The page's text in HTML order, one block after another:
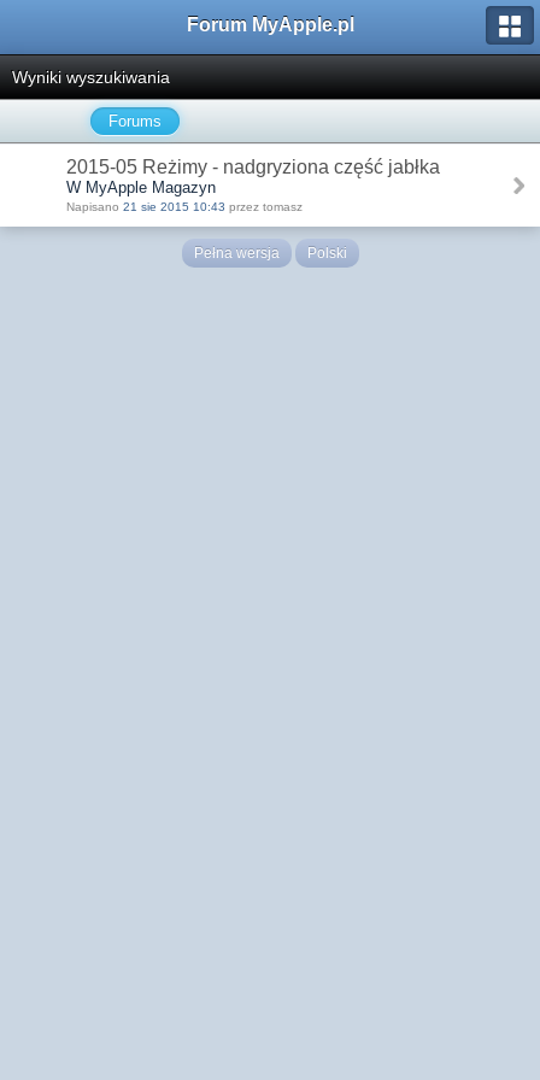
Forum MyApple.pl
Wyniki wyszukiwania
Forums
2015-05 Reżimy - nadgryziona część jabłka
W MyApple Magazyn
Napisano 21 sie 2015 10:43 przez tomasz
Pełna wersja Polski